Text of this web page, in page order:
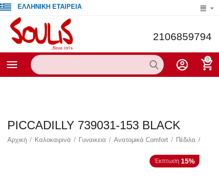
ΕΛΛΗΝΙΚΗ ΕΤΑΙΡΕΙΑ
2106859794
0
PICCADILLY 739031-153 BLACK
Αρχική / Καλοκαιρινά / Γυναικεια / Ανατομικά Comfort / Πέδιλα /
Έκπτωση 15%